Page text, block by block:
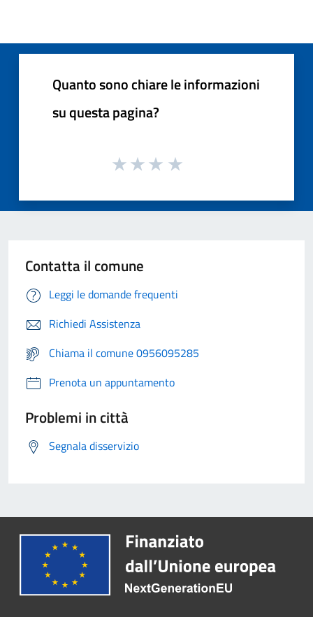
Quanto sono chiare le informazioni
su questa pagina?
Contatta il comune
Leggi le domande frequenti
Richiedi Assistenza
Chiama il comune 0956095285
Prenota un appuntamento
Problemi in città
Segnala disservizio